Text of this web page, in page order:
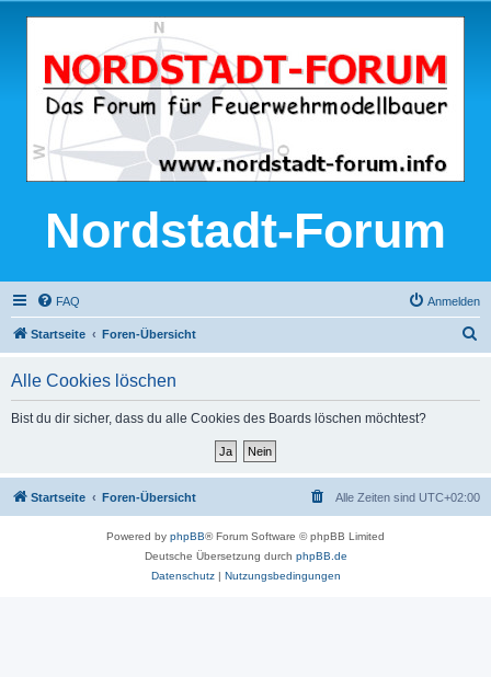
Nordstadt-Forum
FAQ Anmelden
Startseite Foren-Übersicht
Alle Cookies löschen
Bist du dir sicher, dass du alle Cookies des Boards löschen möchtest?
Startseite Foren-Übersicht Alle Zeiten sind UTC+02:00
Powered by phpBB® Forum Software © phpBB Limited
Deutsche Übersetzung durch phpBB.de
Datenschutz| Nutzungsbedingungen